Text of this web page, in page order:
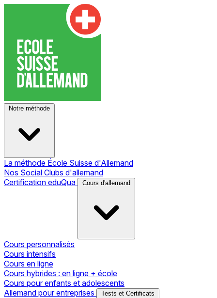
Notre méthode
La méthode École Suisse d'Allemand
Nos Social Clubs d'allemand
Certification eduQua
Cours d'allemand
Cours personnalisés
Cours intensifs
Cours en ligne
Cours hybrides : en ligne + école
Cours pour enfants et adolescents
Allemand pour entreprises
Tests et Certificats